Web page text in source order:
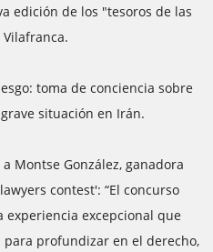
edición de los "tesoros de las
toma de conciencia sobre
situación en Irán.
Montse González, ganadora
contest': “El concurso
experiencia excepcional que
profundizar en el derecho,